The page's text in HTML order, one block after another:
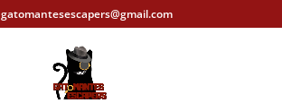
gatomantesescapers@gmail.com